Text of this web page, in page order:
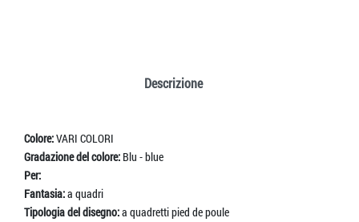
Descrizione
Colore:VARI COLORI
Gradazione del colore: Blu - blue
Per:
Fantasia:a quadri
Tipologia del disegno:a quadretti pied de poule